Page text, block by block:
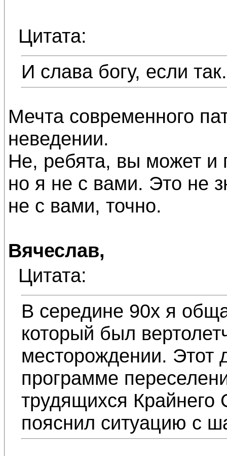
Цитата:
И слава богу, если так.
Мечта современного
неведении.
Не, ребята, вы может и
но я не с вами. Это не
не с вами, точно.
Вячеслав,
Цитата:
В середине 90х я
который был
месторождении. Этот
программе
трудящихся
пояснил ситуацию с